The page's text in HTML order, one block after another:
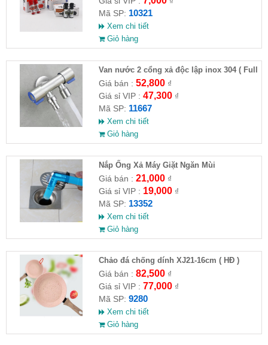
Mã SP: 10321
Xem chi tiết
Giỏ hàng
Van nước 2 cổng xả độc lập inox 304 ( Full
VAT )
Giá bán : 52,800₫
Giá sỉ VIP : 47,300₫
Mã SP: 11667
Xem chi tiết
Giỏ hàng
Nắp Ống Xả Máy Giặt Ngăn Mùi
Giá bán : 21,000₫
Giá sỉ VIP : 19,000₫
Mã SP: 13352
Xem chi tiết
Giỏ hàng
Chảo đá chống dính XJ21-16cm ( HĐ )
Giá bán : 82,500₫
Giá sỉ VIP : 77,000₫
Mã SP: 9280
Xem chi tiết
Giỏ hàng